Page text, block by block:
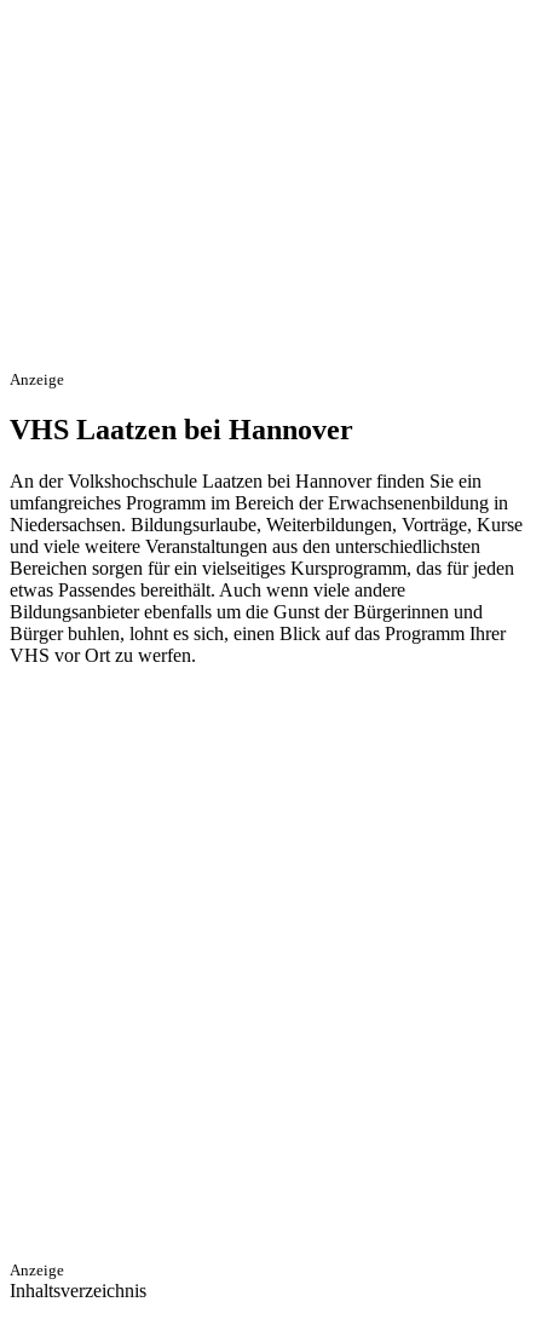
Anzeige
VHS Laatzen bei Hannover
An der Volkshochschule Laatzen bei Hannover finden Sie ein
umfangreiches Programm im Bereich der Erwachsenenbildung in
Niedersachsen. Bildungsurlaube, Weiterbildungen, Vorträge, Kurse
und viele weitere Veranstaltungen aus den unterschiedlichsten
Bereichen sorgen für ein vielseitiges Kursprogramm, das für jeden
etwas Passendes bereithält. Auch wenn viele andere
Bildungsanbieter ebenfalls um die Gunst der Bürgerinnen und
Bürger buhlen, lohnt es sich, einen Blick auf das Programm Ihrer
VHS vor Ort zu werfen.
Anzeige
Inhaltsverzeichnis